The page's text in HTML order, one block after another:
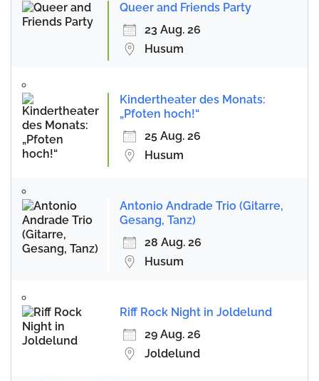
Queer and Friends Party
23 Aug. 26
Husum
Kindertheater des Monats:
„Pfoten hoch!“
25 Aug. 26
Husum
Antonio Andrade Trio (Gitarre,
Gesang, Tanz)
28 Aug. 26
Husum
Riff Rock Night in Joldelund
29 Aug. 26
Joldelund